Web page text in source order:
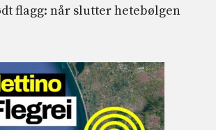
flagg: når slutter hetebølgen